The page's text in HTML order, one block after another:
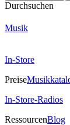
Durchsuchen
Musik
In-Store
Preise
In-Store-Radios
RessourcenBlog